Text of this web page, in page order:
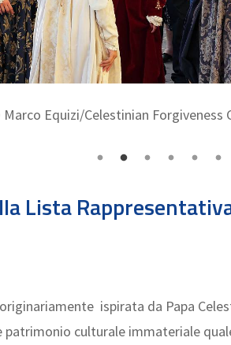
Pizzi/Celestinian Forgiveness
Lista
ispirata da Papa
patrimonio culturale immateriale